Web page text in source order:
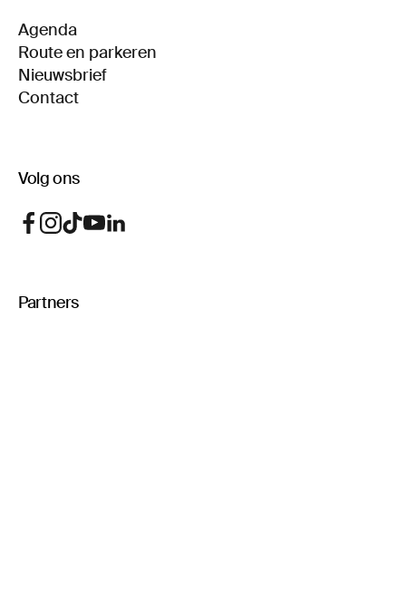
Agenda
Route en parkeren
Nieuwsbrief
Contact
Volg ons
Partners